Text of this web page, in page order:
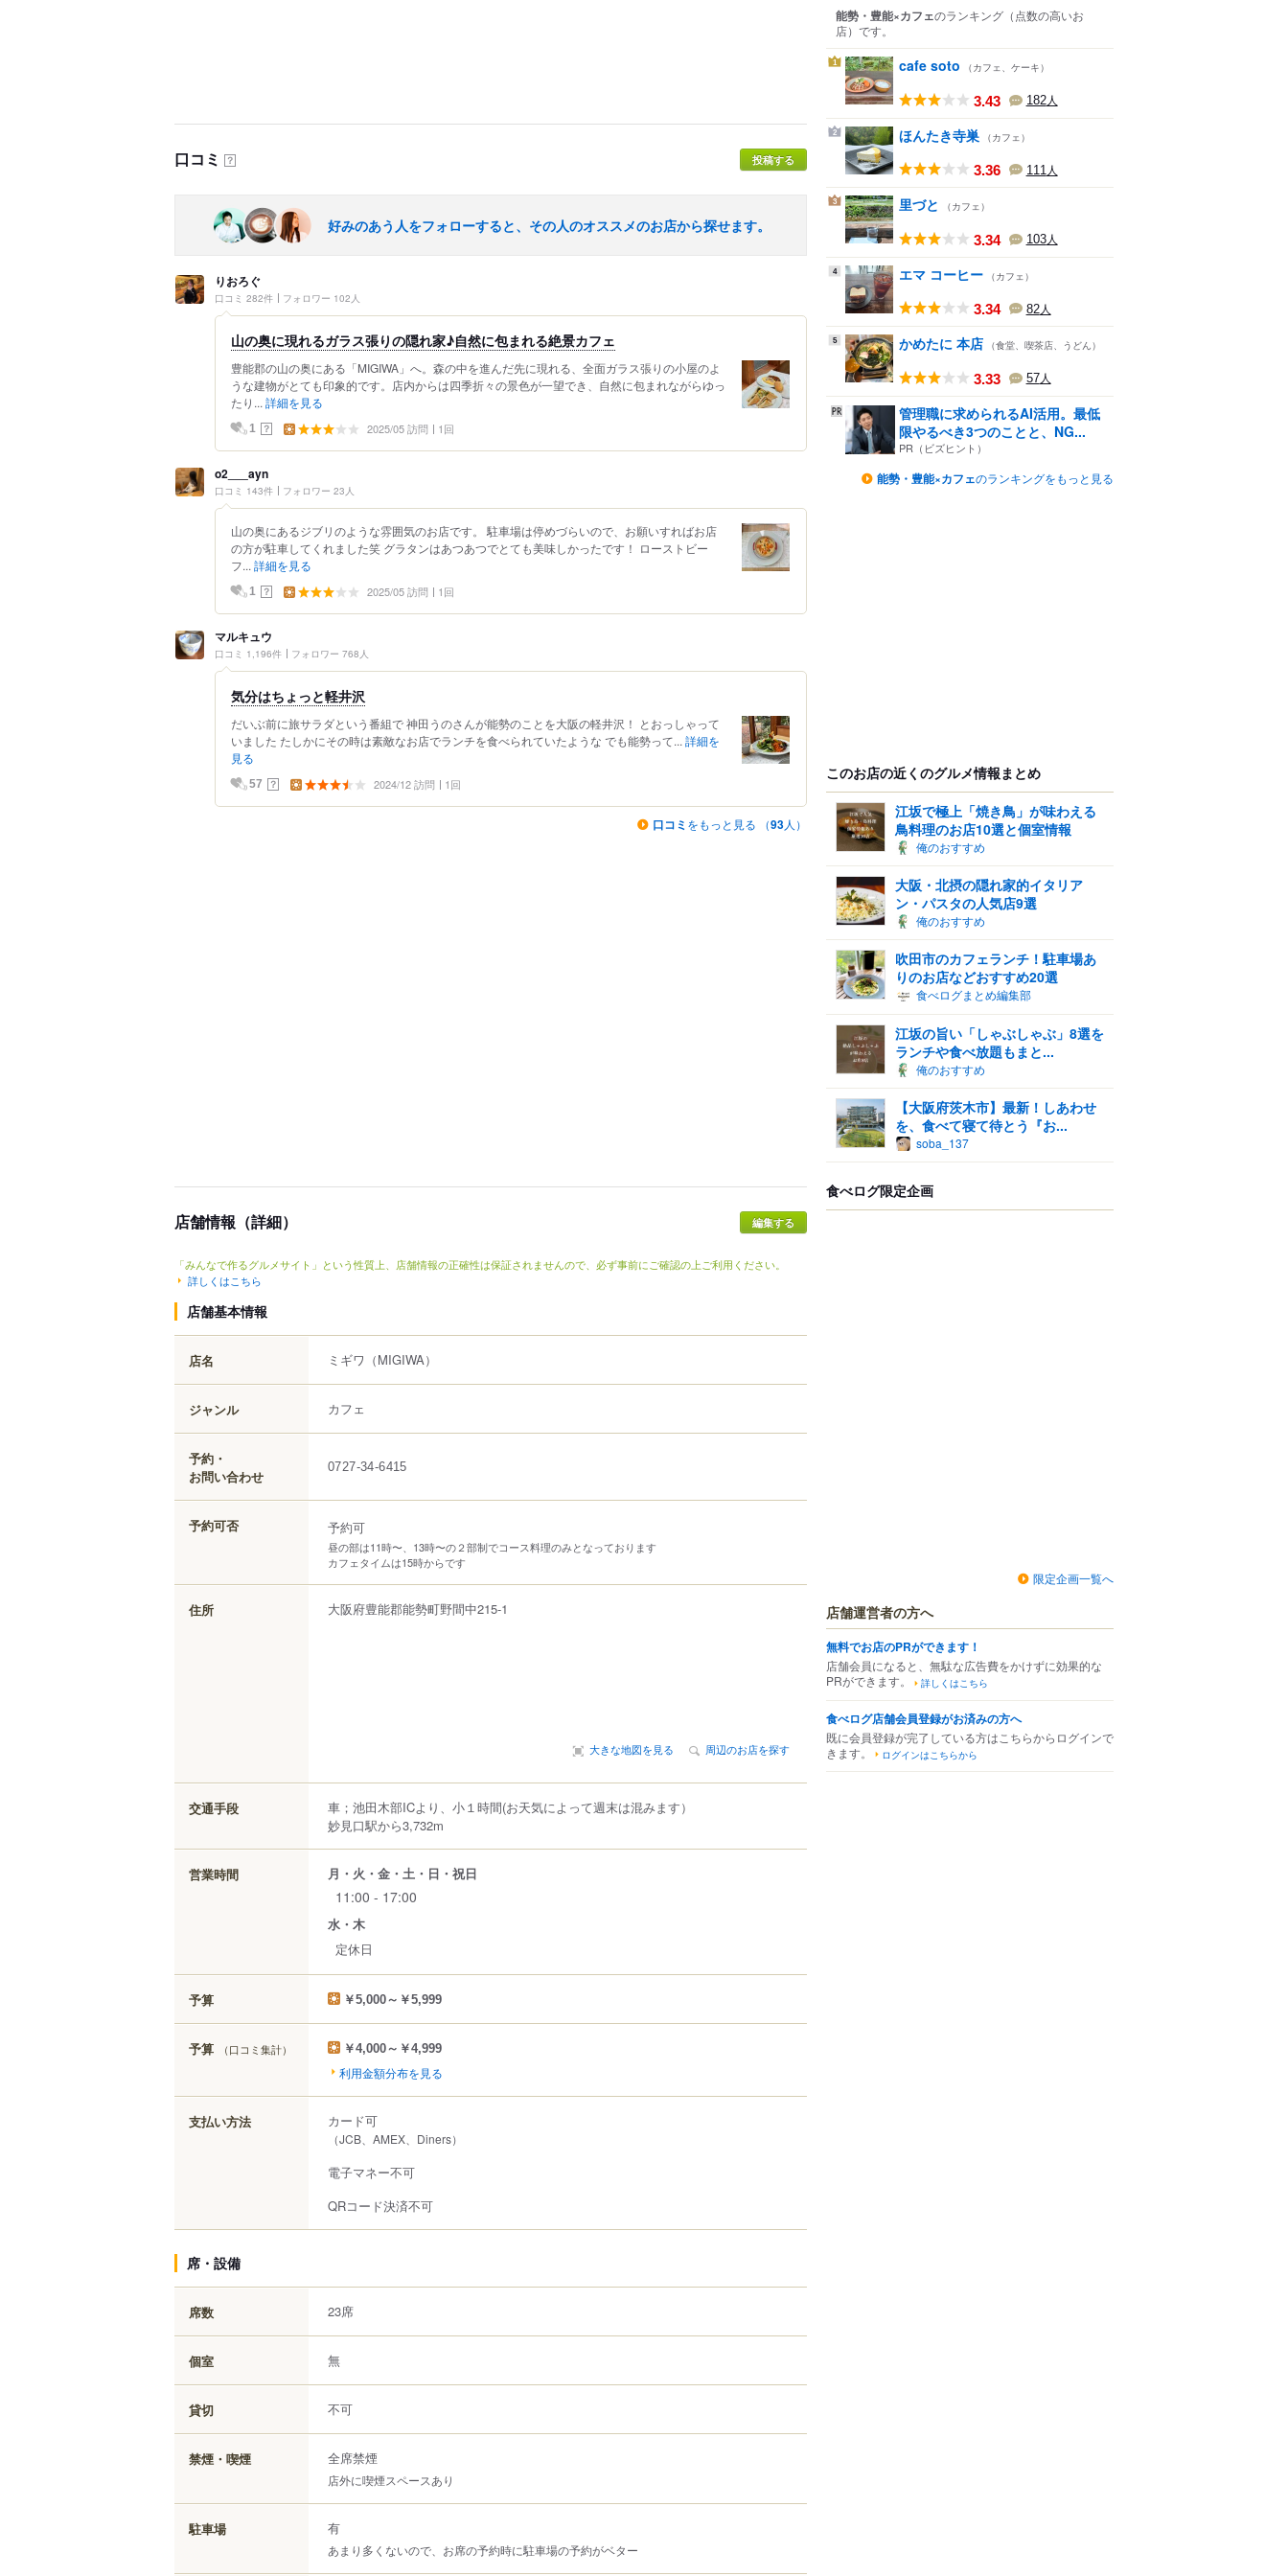
口コミ ？ 投稿する
好みのあう人をフォローすると、その人のオススメのお店から探せます。
りおろぐ
口コミ 282件 フォロワー 102人
山の奥に現れるガラス張りの隠れ家♪自然に包まれる絶景カフェ
豊能郡の山の奥にある「MIGIWA」へ。森の中を進んだ先に現れる、全面ガラス張りの小屋のよ
うな建物がとても印象的です。店内からは四季折々の景色が一望でき、自然に包まれながらゆっ
たり... 詳細を見る
1 ？ 2025/05 訪問 1回
o2___ayn
口コミ 143件 フォロワー 23人
山の奥にあるジブリのような雰囲気のお店です。 駐車場は停めづらいので、お願いすればお店
の方が駐車してくれました笑 グラタンはあつあつでとても美味しかったです！ ローストビー
フ... 詳細を見る
1 ？ 2025/05 訪問 1回
マルキュウ
口コミ 1,196件 フォロワー 768人
気分はちょっと軽井沢
だいぶ前に旅サラダという番組で 神田うのさんが能勢のことを大阪の軽井沢！ とおっしゃって
いました たしかにその時は素敵なお店でランチを食べられていたような でも能勢って... 詳細を
見る
57 ？ 2024/12 訪問 1回
口コミ をもっと見る （93人）
店舗情報（詳細） 編集する
「みんなで作るグルメサイト」という性質上、店舗情報の正確性は保証されませんので、必ず事前にご確認の上ご利用ください。
詳しくはこちら
店舗基本情報
店名 ミギワ （MIGIWA）
ジャンル カフェ
予約・
お問い合わせ
0727-34-6415
予約可否 予約可
昼の部は11時〜、13時〜の２部制でコース料理のみとなっております
カフェタイムは15時からです
住所 大阪府豊能郡能勢町野間中215-1
大きな地図を見る 周辺のお店を探す
交通手段
車；池田木部ICより、小１時間(お天気によって週末は混みます）
妙見口駅から3,732m
営業時間 月・火・金・土・日・祝日
11:00 - 17:00
水・木
定休日
予算 ￥5,000～￥5,999
予算 （口コミ集計） ￥4,000～￥4,999
利用金額分布を見る
支払い方法 カード可
（JCB、AMEX、Diners）
電子マネー不可
QRコード決済不可
席・設備
席数 23席
個室 無
貸切 不可
禁煙・喫煙 全席禁煙
店外に喫煙スペースあり
駐車場 有
あまり多くないので、お席の予約時に駐車場の予約がベター
能勢・豊能×カフェのランキング （点数の高いお
店） です。
1 cafe soto （カフェ、ケーキ）
3.43 182人
2 ほんたき寺巣 （カフェ）
3.36 111 人
3 里づと （カフェ）
3.34 103人
4 エマ コーヒー （カフェ）
3.34 82人
5 かめたに 本店 （食堂、喫茶店、うどん）
3.33 57人
管理職に求められるAI活用。最低
限やるべき3つのことと、NG...
PR（ビズヒント）
能勢・豊能×カフェのランキングをもっと見る
このお店の近くのグルメ情報まとめ
江坂で極上「焼き鳥」が味わえる
鳥料理のお店10選と個室情報
俺のおすすめ
大阪・北摂の隠れ家的イタリア
ン・パスタの人気店9選
俺のおすすめ
吹田市のカフェランチ！駐車場あ
りのお店などおすすめ20選
食べログまとめ編集部
江坂の旨い「しゃぶしゃぶ」8選を
ランチや食べ放題もまと...
俺のおすすめ
【大阪府茨木市】最新！しあわせ
を、食べて寝て待とう『お...
soba_137
食べログ限定企画
限定企画一覧へ
店舗運営者の方へ
無料でお店のPRができます！
店舗会員になると、無駄な広告費をかけずに効果的な
PRができます。
詳しくはこちら
食べログ店舗会員登録がお済みの方へ
既に会員登録が完了している方はこちらからログインで
きます。
ログインはこちらから